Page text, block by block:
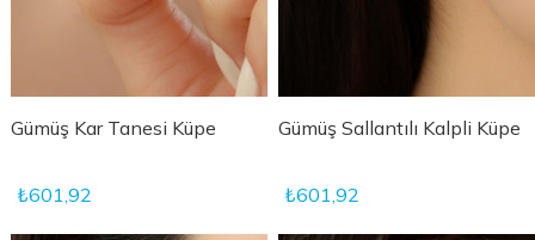
Gümüş Kar Tanesi Küpe
₺601,92
Gümüş Sallantılı Kalpli Küpe
₺601,92